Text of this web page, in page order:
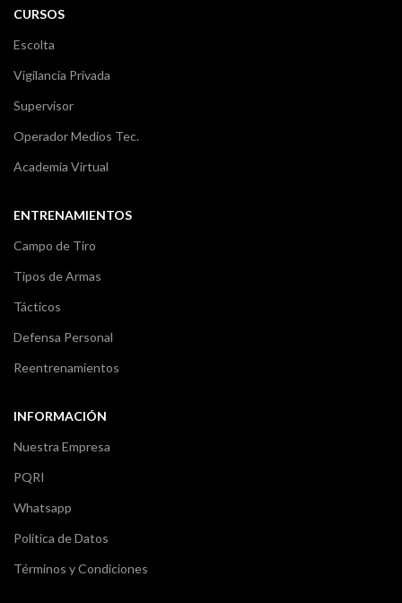
CURSOS
Escolta
Vigilancia Privada
Supervisor
Operador Medios Tec.
Academia Virtual
ENTRENAMIENTOS
Campo de Tiro
Tipos de Armas
Tácticos
Defensa Personal
Reentrenamientos
INFORMACIÓN
Nuestra Empresa
PQRI
Whatsapp
Política de Datos
Términos y Condiciones